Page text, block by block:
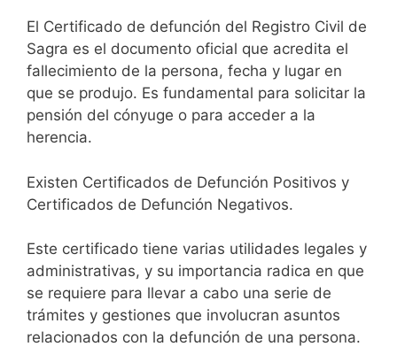
El Certificado de defunción del Registro Civil de
Sagra es el documento oficial que acredita el
fallecimiento de la persona, fecha y lugar en
que se produjo. Es fundamental para solicitar la
pensión del cónyuge o para acceder a la
herencia.
Existen Certificados de Defunción Positivos y
Certificados de Defunción Negativos.
Este certificado tiene varias utilidades legales y
administrativas, y su importancia radica en que
se requiere para llevar a cabo una serie de
trámites y gestiones que involucran asuntos
relacionados con la defunción de una persona.